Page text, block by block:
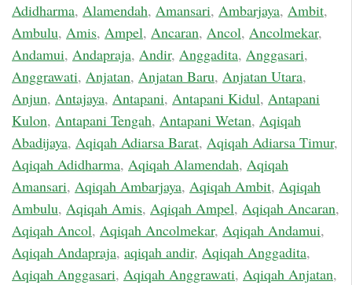
Adidharma, Alamendah, Amansari, Ambarjaya, Ambit,
Ambulu, Amis, Ampel, Ancaran, Ancol, Ancolmekar,
Andamui, Andapraja, Andir, Anggadita, Anggasari,
Anggrawati, Anjatan, Anjatan Baru, Anjatan Utara,
Anjun, Antajaya, Antapani, Antapani Kidul, Antapani
Kulon, Antapani Tengah, Antapani Wetan, Aqiqah
Abadijaya, Aqiqah Adiarsa Barat, Aqiqah Adiarsa Timur,
Aqiqah Adidharma, Aqiqah Alamendah, Aqiqah
Amansari, Aqiqah Ambarjaya, Aqiqah Ambit, Aqiqah
Ambulu, Aqiqah Amis, Aqiqah Ampel, Aqiqah Ancaran,
Aqiqah Ancol, Aqiqah Ancolmekar, Aqiqah Andamui,
Aqiqah Andapraja, aqiqah andir, Aqiqah Anggadita,
Aqiqah Anggasari, Aqiqah Anggrawati, Aqiqah Anjatan,